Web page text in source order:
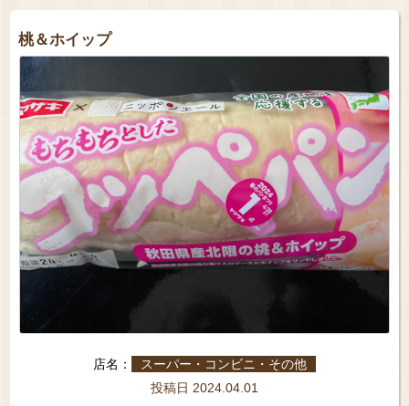
桃＆ホイップ
店名： スーパー・コンビニ・その他
投稿日 2024.04.01